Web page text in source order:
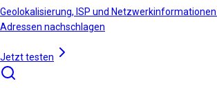
Geolokalisierung, ISP und
Adressen nachschlagen
Jetzt testen